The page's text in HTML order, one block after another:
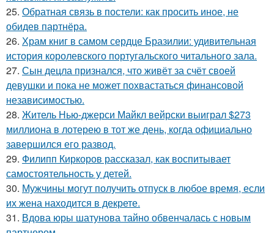
25. Обратная связь в постели: как просить иное, не
обидев партнёра.
26. Храм книг в самом сердце Бразилии: удивительная
история королевского португальского читального зала.
27. Сын децла признался, что живёт за счёт своей
девушки и пока не может похвастаться финансовой
независимостью.
28. Житель Нью-джерси Майкл вейрски выиграл $273
миллиона в лотерею в тот же день, когда официально
завершился его развод.
29. Филипп Киркоров рассказал, как воспитывает
самостоятельность у детей.
30. Мужчины могут получить отпуск в любое время, если
их жена находится в декрете.
31. Вдова юры шатунова тайно обвенчалась с новым